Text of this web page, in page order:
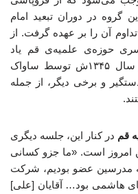
گروه در دوران تبعید امام
آن را بر عهده گرفت. از
سری حوزه‌ی علمیه‌ی قم یاد
می‌شود، فعالیت این گروه در اواخر سال ۱۳۴۵ش توسط ساواک
و برخی دیگر، از جمله
قم در کنار این، جلسه دیگری
امروز است. «ما جزو کسانی
مدرسین عضو بودیم، شرکت
هاشمی بود… آقایان [علی]